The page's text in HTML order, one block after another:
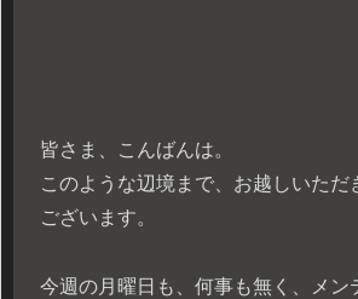
皆さま、こんばんは。
このような辺境まで、お越しいただ
ございます。
今週の月曜日も、何事も無く、メン